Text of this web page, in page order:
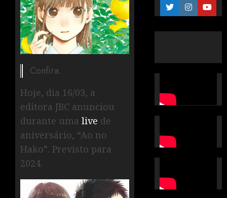
Confira.
Hoje, dia 16/03, a
editora JBC anunciou
durante uma live de
aniversário, “Ao no
Hako”. Previsto para
2024.